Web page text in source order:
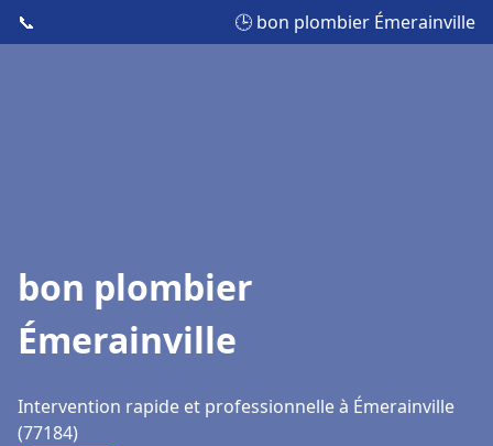
📞 🕒 bon plombier Émerainville
bon plombier
Émerainville
Intervention rapide et professionnelle à Émerainville
(77184)